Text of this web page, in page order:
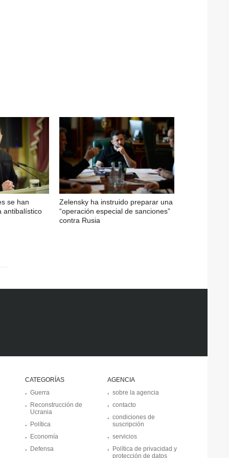
se han
antibalístico
Zelensky ha instruido preparar una
“operación especial de sanciones”
contra Rusia
CATEGORÍAS
Guerra
Reconstrucción de
Ucrania
Política
Economía
Defensa
AGENCIA
sobre la agencia
contacto
condiciones de
suscripción
servicios
Política de privacidad y
protección de datos